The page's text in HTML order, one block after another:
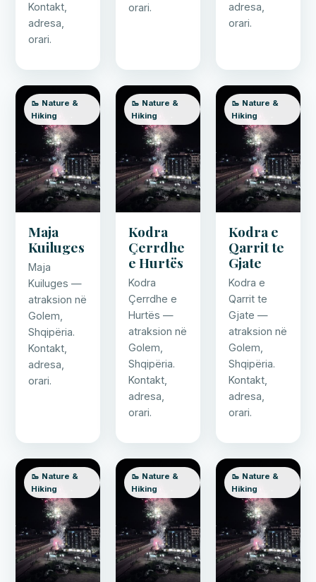
Kontakt,
adresa,
orari.
orari.
adresa,
orari.
🥾 Nature &
Hiking
Maja
Kuiluges
Maja
Kuiluges —
atraksion në
Golem,
Shqipëria.
Kontakt,
adresa,
orari.
🥾 Nature &
Hiking
Kodra
Çerrdhe
e Hurtës
Kodra
Çerrdhe e
Hurtës —
atraksion në
Golem,
Shqipëria.
Kontakt,
adresa,
orari.
🥾 Nature &
Hiking
Kodra e
Qarrit te
Gjate
Kodra e
Qarrit te
Gjate —
atraksion në
Golem,
Shqipëria.
Kontakt,
adresa,
orari.
🥾 Nature &
Hiking
🥾 Nature &
Hiking
🥾 Nature &
Hiking